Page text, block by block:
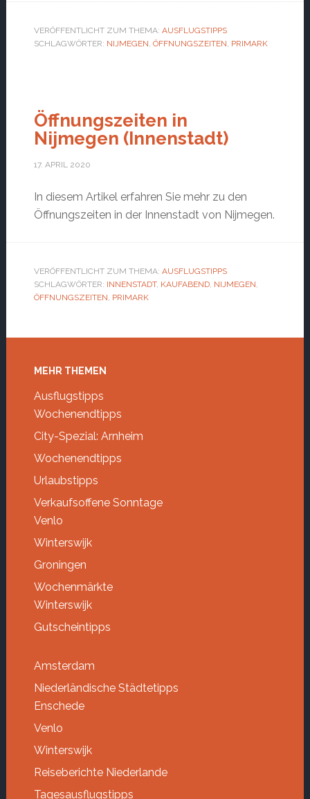
VERÖFFENTLICHT ZUM THEMA: AUSFLUGSTIPPS
SCHLAGWÖRTER: NIJMEGEN, ÖFFNUNGSZEITEN, PRIMARK
Öffnungszeiten in
Nijmegen (Innenstadt)
17. APRIL 2020
In diesem Artikel erfahren Sie mehr zu den
Öffnungszeiten in der Innenstadt von Nijmegen.
VERÖFFENTLICHT ZUM THEMA: AUSFLUGSTIPPS
SCHLAGWÖRTER: INNENSTADT, KAUFABEND, NIJMEGEN,
ÖFFNUNGSZEITEN, PRIMARK
Footer
MEHR THEMEN
Ausflugstipps
Wochenendtipps
City-Spezial: Arnheim
Wochenendtipps
Urlaubstipps
Verkaufsoffene Sonntage
Venlo
Winterswijk
Groningen
Wochenmärkte
Winterswijk
Gutscheintipps
Amsterdam
Niederländische Städtetipps
Enschede
Venlo
Winterswijk
Reiseberichte Niederlande
Tagesausflugstipps